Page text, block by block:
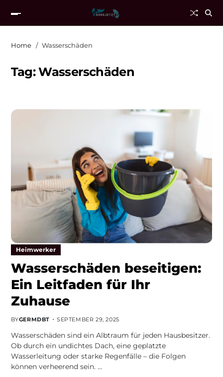
Home Wasserschäden
Tag:Wasserschäden
Heimwerker
Wasserschäden beseitigen:
Ein Leitfaden für Ihr
Zuhause
BYGERMDBT SEPTEMBER 29, 2025
Wasserschäden sind ein Albtraum für jeden Hausbesitzer.
Ob durch ein undichtes Dach, eine geplatzte
Wasserleitung oder starke Regenfälle – die Folgen
können verheerend sein. …